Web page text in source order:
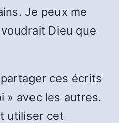
Je peux me
Dieu que
ces écrits
» avec les autres.
utiliser cet